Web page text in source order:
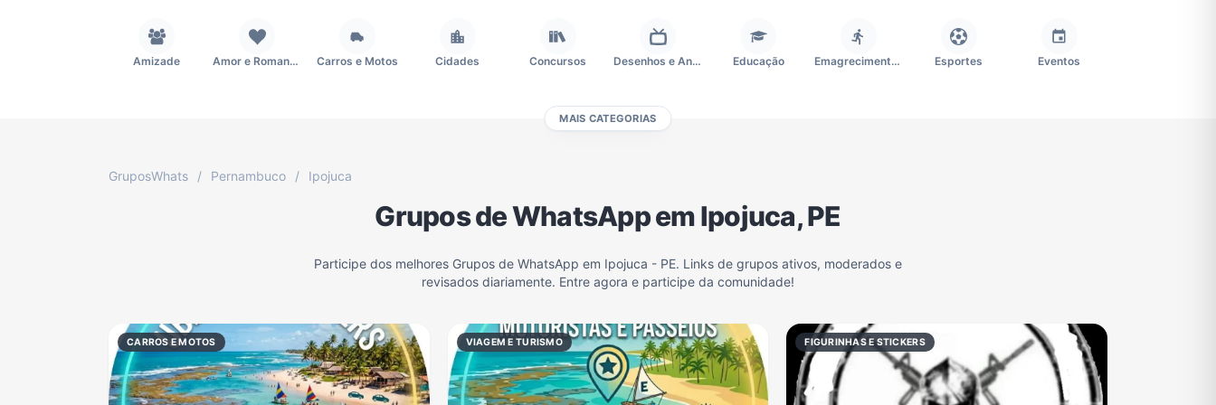
Amizade Amor e Romance Carros e Motos Cidades Concursos Desenhos e Animes Educação Emagrecimento e Perda de Peso Esportes Eventos
Notícias Outros Política Profissões Receitas Redes Sociais
Investimentos e Finanças Negócios & Empreendedorismo Grupos de WhatsApp Amigos Grupo de Vendas WhatsApp
Grupo WhatsApp Corinthians Grupo WhatsApp Palmeiras Grupo WhatsApp BTS Grupo de WhatsApp Amizade Grupos de WhatsApp do Flamengo Links Grupos de Big Brother Brasil do WhatsApp Grupos de WhatsApp do São Paulo FC Vídeos Compra e Venda
MAIS CATEGORIAS
GruposWhats / Pernambuco / Ipojuca
Grupos de WhatsApp em Ipojuca, PE
Participe dos melhores Grupos de WhatsApp em Ipojuca - PE. Links de grupos ativos, moderados e
revisados diariamente. Entre agora e participe da comunidade!
CARROS E MOTOS VIAGEM E TURISMO FIGURINHAS E STICKERS